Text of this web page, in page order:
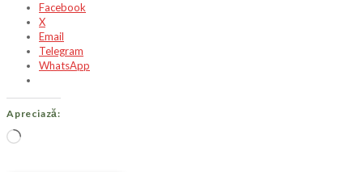
Facebook
X
Email
Telegram
WhatsApp
Apreciază:
Încarc...